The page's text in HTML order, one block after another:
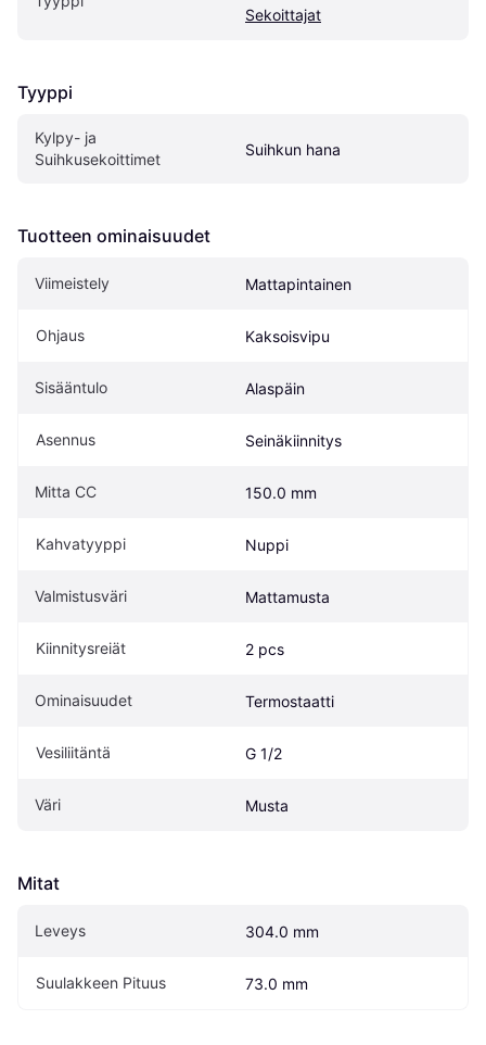
Sekoittajat
Tyyppi
Kylpy- ja
Suihkusekoittimet
Suihkun hana
Tuotteen ominaisuudet
Viimeistely Mattapintainen
Ohjaus Kaksoisvipu
Sisääntulo Alaspäin
Asennus Seinäkiinnitys
Mitta CC 150.0 mm
Kahvatyyppi Nuppi
Valmistusväri Mattamusta
Kiinnitysreiät 2 pcs
Ominaisuudet Termostaatti
Vesiliitäntä G 1/2
Väri Musta
Mitat
Leveys 304.0 mm
Suulakkeen Pituus 73.0 mm